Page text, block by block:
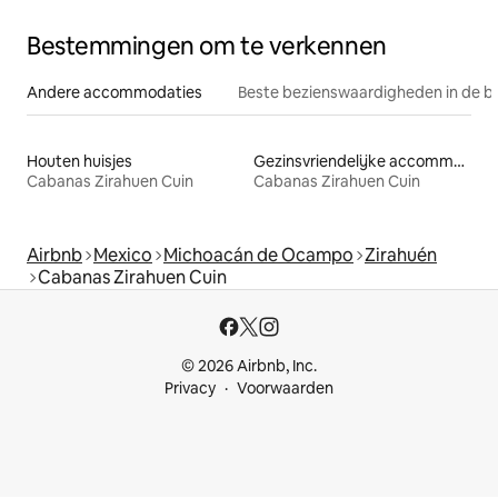
Bestemmingen om te verkennen
Andere accommodaties Beste bezienswaardigheden in de
Houten huisjes
Cabanas Zirahuen Cuin
Gezinsvriendelijke accommodaties
Cabanas Zirahuen Cuin
Airbnb Mexico Michoacán de Ocampo Zirahuén
Cabanas Zirahuen Cuin
© 2026 Airbnb, Inc.
Privacy
Voorwaarden